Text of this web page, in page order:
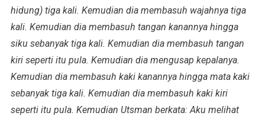
hidung) tiga kali. Kemudian dia membasuh wajahnya tiga
kali. Kemudian dia membasuh tangan kanannya hingga
siku sebanyak tiga kali. Kemudian dia membasuh tangan
kiri seperti itu pula. Kemudian dia mengusap kepalanya.
Kemudian dia membasuh kaki kanannya hingga mata kaki
sebanyak tiga kali. Kemudian dia membasuh kaki kiri
seperti itu pula. Kemudian Utsman berkata: Aku melihat